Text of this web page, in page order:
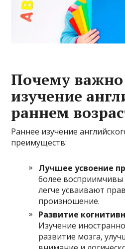
Почему
изучение
раннем
Раннее изучение
преимуществ:
Лучшее усвоение
более
легче усваивают
произношение.
Развитие
Изучение
развитие мозга,